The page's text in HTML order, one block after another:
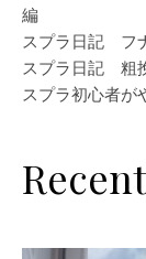
編
スプラ日記 フ
スプラ日記 粗
スプラ初心者が